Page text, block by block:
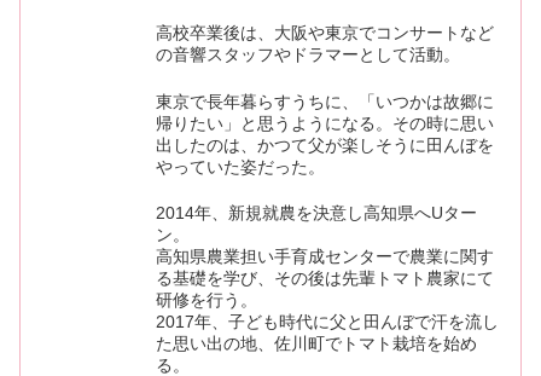
高校卒業後は、大阪や東京でコンサートなど
の音響スタッフやドラマーとして活動。
東京で長年暮らすうちに、「いつかは故郷に
帰りたい」と思うようになる。その時に思い
出したのは、かつて父が楽しそうに田んぼを
やっていた姿だった。
2014年、新規就農を決意し高知県へUター
ン。
高知県農業担い手育成センターで農業に関す
る基礎を学び、その後は先輩トマト農家にて
研修を行う。
2017年、子ども時代に父と田んぼで汗を流し
た思い出の地、佐川町でトマト栽培を始め
る。